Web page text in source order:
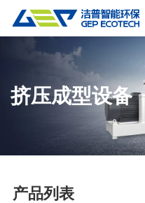
产品中心
四
垃
解决方案
服务支持
新闻资讯
挤压成型设备
产品列表